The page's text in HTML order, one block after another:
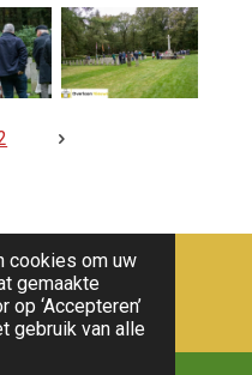
cookies om uw
gemaakte
‘Accepteren’
gebruik van alle